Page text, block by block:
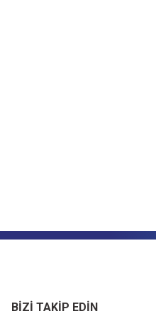
BİZİ TAKİP EDİN